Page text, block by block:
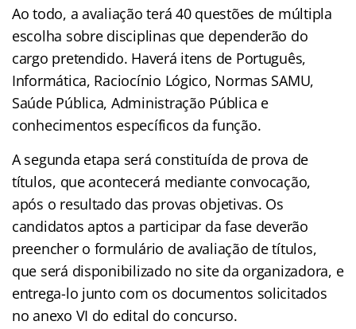
Ao todo, a avaliação terá 40 questões de múltipla
escolha sobre disciplinas que dependerão do
cargo pretendido. Haverá itens de Português,
Informática, Raciocínio Lógico, Normas SAMU,
Saúde Pública, Administração Pública e
conhecimentos específicos da função.
A segunda etapa será constituída de prova de
títulos, que acontecerá mediante convocação,
após o resultado das provas objetivas. Os
candidatos aptos a participar da fase deverão
preencher o formulário de avaliação de títulos,
que será disponibilizado no site da organizadora, e
entrega-lo junto com os documentos solicitados
no anexo VI do edital do concurso.